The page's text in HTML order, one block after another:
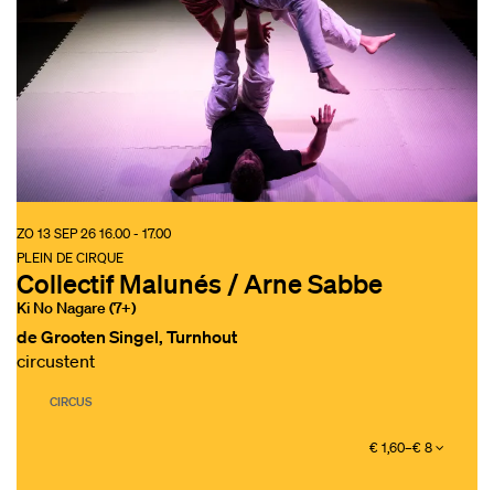
Collectif Malunés / Arne Sabbe
Ki No Nagare (7+)
PLEIN DE CIRQUE
ZO 13 SEP 2616.00 - 17.00
de Grooten Singel, Turnhout
circustent
CIRCUS
€ 1,60–€ 8